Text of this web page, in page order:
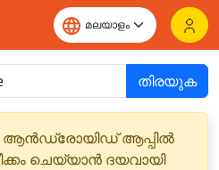
തിരയുക
ആൻഡ്രോയിഡ് ആപ്പിൽ
ചെയ്യാൻ ദയവായി